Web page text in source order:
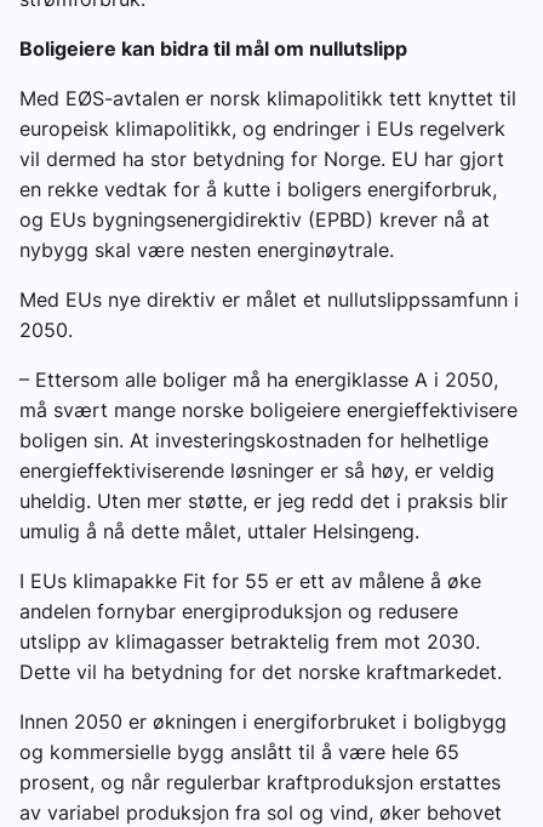
Boligeiere kan bidra til mål om nullutslipp
Med EØS-avtalen er norsk klimapolitikk tett knyttet til
europeisk klimapolitikk, og endringer i EUs regelverk
vil dermed ha stor betydning for Norge. EU har gjort
en rekke vedtak for å kutte i boligers energiforbruk,
og EUs bygningsenergidirektiv (EPBD) krever nå at
nybygg skal være nesten energinøytrale.
Med EUs nye direktiv er målet et nullutslippssamfunn i
2050.
– Ettersom alle boliger må ha energiklasse A i 2050,
må svært mange norske boligeiere energieffektivisere
boligen sin. At investeringskostnaden for helhetlige
energieffektiviserende løsninger er så høy, er veldig
uheldig. Uten mer støtte, er jeg redd det i praksis blir
umulig å nå dette målet, uttaler Helsingeng.
I EUs klimapakke Fit for 55 er ett av målene å øke
andelen fornybar energiproduksjon og redusere
utslipp av klimagasser betraktelig frem mot 2030.
Dette vil ha betydning for det norske kraftmarkedet.
Innen 2050 er økningen i energiforbruket i boligbygg
og kommersielle bygg anslått til å være hele 65
prosent, og når regulerbar kraftproduksjon erstattes
av variabel produksjon fra sol og vind, øker behovet